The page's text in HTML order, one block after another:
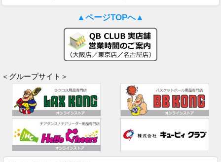
▲ページTOPへ▲
＜グループサイト＞